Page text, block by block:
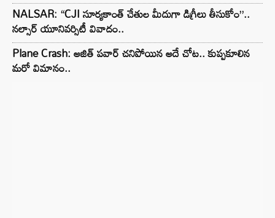
NALSAR: “CJI సూర్యకాంత్‌ చేతుల మీదుగా డిగ్రీలు తీసుకోం”..
నల్సార్ యూనివర్సిటీ వివాదం..
Plane Crash: అజిత్ పవార్ చనిపోయిన అదే చోట.. కుప్పకూలిన
మరో విమానం..